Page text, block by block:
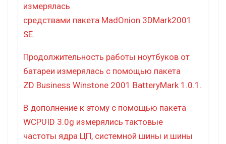
измерялась
средствами пакета MadOnion 3DMark2001
SE.
Продолжительность работы ноутбуков от
батареи измерялась с помощью пакета
ZD Business Winstone 2001 BatteryMark 1.0.1.
В дополнение к этому с помощью пакета
WCPUID 3.0g измерялись тактовые
частоты ядра ЦП, системной шины и шины